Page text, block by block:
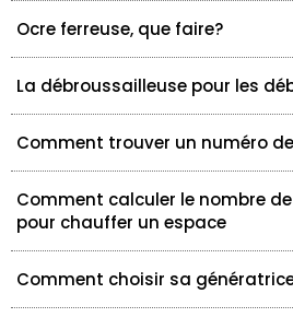
Ocre ferreuse, que faire?
La débroussailleuse pour les
Comment trouver un numéro
Comment calculer le nombre de
pour chauffer un espace
Comment choisir sa